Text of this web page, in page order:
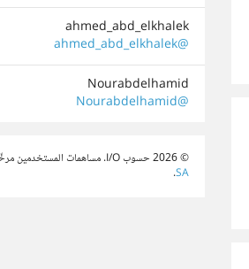
ahmed_abd_elkhalek
@ahmed_abd_elkhalek
Nourabdelhamid
@Nourabdelhamid
© 2026 حسوب I/O. مساهمات المستخدمين مرخّصة تحت
SA
.